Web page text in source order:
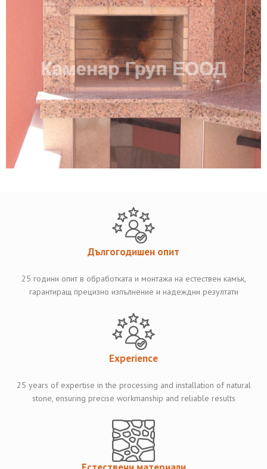
Дългогодишен опит
25 години опит в обработката и монтажа на естествен камък,
гарантиращ прецизно изпълнение и надеждни резултати
Experience
25 years of expertise in the processing and installation of natural
stone, ensuring precise workmanship and reliable results